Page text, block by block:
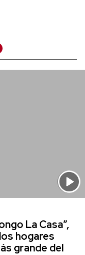
La Casa”,
hogares
grande del